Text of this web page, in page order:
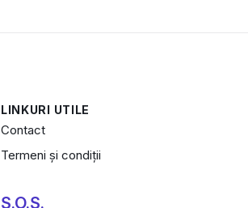
LINKURI UTILE
Contact
Termeni și condiții
S.O.S.